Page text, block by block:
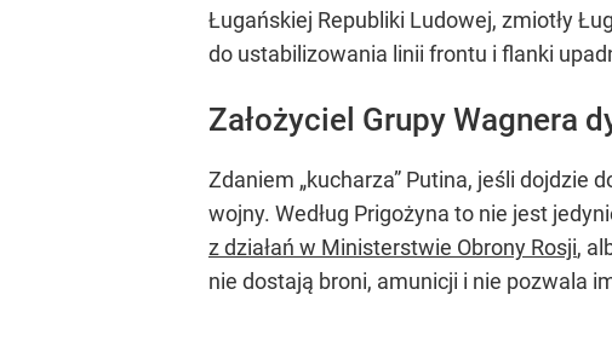
Ługańskiej Republiki Ludowej, zmiotły
do ustabilizowania linii frontu i flanki
Założyciel Grupy Wagnera
Zdaniem „kucharza” Putina, jeśli dojdzie
wojny. Według Prigożyna to nie jest
z działań w Ministerstwie Obrony Rosji,
nie dostają broni, amunicji i nie pozwala